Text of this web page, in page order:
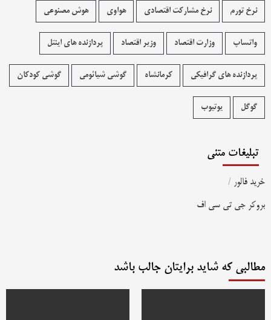
نرخ تورم نرخ مشارکت اقتصادی هواوی هوش مصنوعی
واتساپ وزارت اقتصاد وزیر اقتصاد پردازنده های اینتل
پردازنده های گرافیکی کرمانشاه گوشی شیائومی گوشی کودکان
گوگل یوتیوب
تبلیغات متنی
خرید فالور /
بروکر جی تی سی اف
مطالبی که شاید برایتان جالب باشد